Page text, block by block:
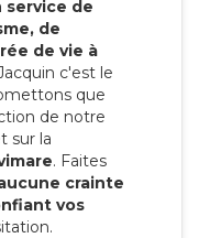
service de
de
de vie à
c'est le
que
de notre
sur la
. Faites
crainte
vos